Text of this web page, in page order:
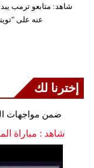
شاهد: متابعو ترمب
عنه على
إخترنا لك
ضمن مواجهات
شاهد : مباراة